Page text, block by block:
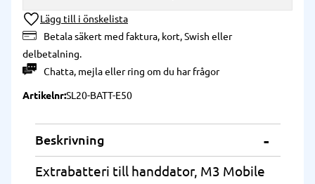
Lägg till i önskelista
Betala säkert med faktura, kort, Swish eller
delbetalning.
Chatta, mejlaellerring om du har frågor
ArtikelnrSL20-BATT-E50
Beskrivning
Extrabatteri till handdator, M3 Mobile